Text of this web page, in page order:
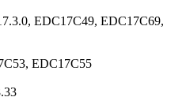
EDC17C49, EDC17C69,
EDC17C55